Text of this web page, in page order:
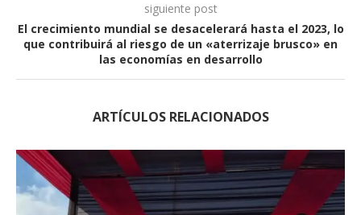
siguiente post
El crecimiento mundial se desacelerará hasta el 2023, lo
que contribuirá al riesgo de un «aterrizaje brusco» en
las economías en desarrollo
ARTÍCULOS RELACIONADOS